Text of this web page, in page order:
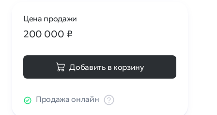
Цена продажи
200 000 ₽
Добавить в корзину
Продажа онлайн